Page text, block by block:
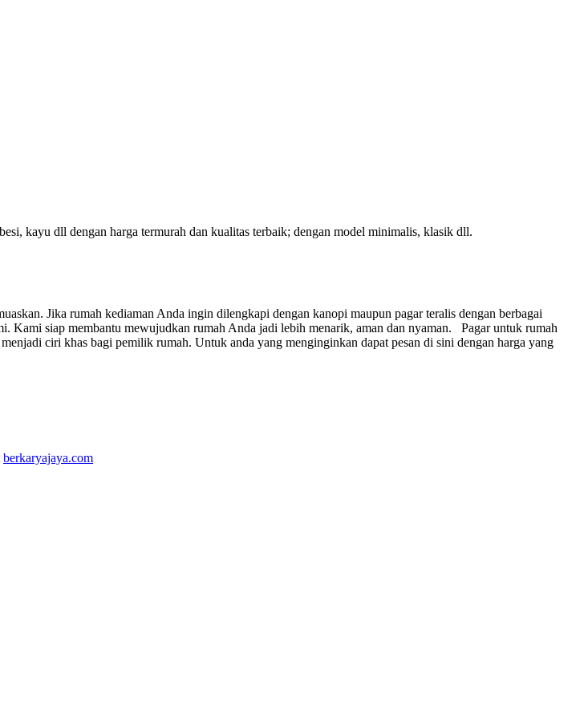
kayu dll dengan harga termurah dan kualitas terbaik; dengan model minimalis, klasik dll.
Jika rumah kediaman Anda ingin dilengkapi dengan kanopi maupun pagar teralis dengan berbagai
Kami siap membantu mewujudkan rumah Anda jadi lebih menarik, aman dan nyaman.
Pagar untuk rumah
ciri khas bagi pemilik rumah. Untuk anda yang menginginkan dapat pesan di sini dengan harga yang
berkaryajaya.com